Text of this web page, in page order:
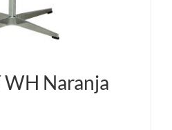
WH Naranja